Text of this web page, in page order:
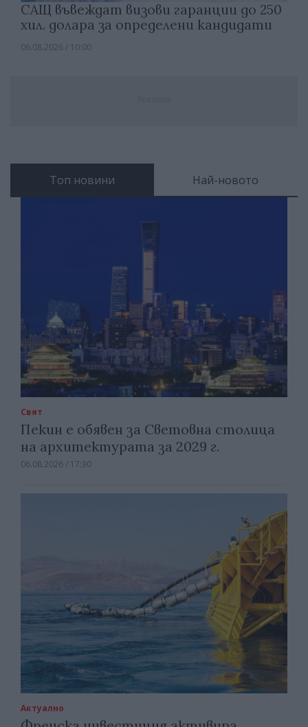
САЩ въвеждат визови гаранции до 250
хил. долара за определени кандидати
06.08.2026 / 10:00
Топ новини Най-новото
Свят
Пекин е обявен за Световна столица
на архитектурата за 2029 г.
06.08.2026 / 17:30
Актуално